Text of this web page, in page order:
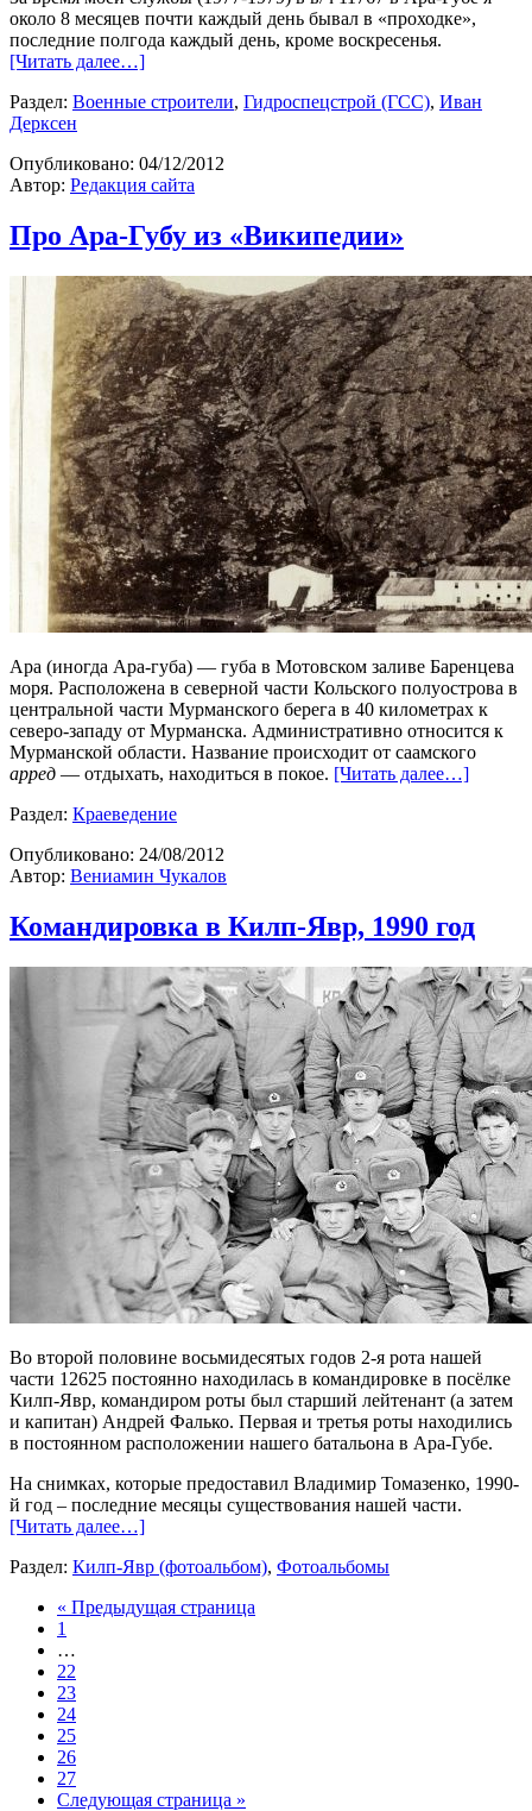
около 8 месяцев почти каждый день бывал в «проходке»,
последние полгода каждый день, кроме воскресенья.
[Читать далее…]
Раздел: Военные строители, Гидроспецстрой (ГСС), Иван
Дерксен
Опубликовано: 04/12/2012
Автор: Редакция сайта
Про Ара-Губу из «Википедии»
Ара (иногда Ара-губа) — губа в Мотовском заливе Баренцева
моря. Расположена в северной части Кольского полуострова в
центральной части Мурманского берега в 40 километрах к
северо-западу от Мурманска. Административно относится к
Мурманской области. Название происходит от саамского
арред — отдыхать, находиться в покое. [Читать далее…]
Раздел: Краеведение
Опубликовано: 24/08/2012
Автор: Вениамин Чукалов
Командировка в Килп-Явр, 1990 год
Во второй половине восьмидесятых годов 2-я рота нашей
части 12625 постоянно находилась в командировке в посёлке
Килп-Явр, командиром роты был старший лейтенант (а затем
и капитан) Андрей Фалько. Первая и третья роты находились
в постоянном расположении нашего батальона в Ара-Губе.
На снимках, которые предоставил Владимир Томазенко, 1990-
й год – последние месяцы существования нашей части.
[Читать далее…]
Раздел: Килп-Явр (фотоальбом), Фотоальбомы
« Предыдущая страница
1
…
22
23
24
25
26
27
Следующая страница »